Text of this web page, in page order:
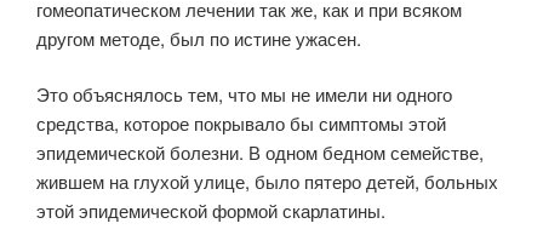
гомеопатическом лечении так же, как и при всяком
другом методе, был по истине ужасен.
Это объяснялось тем, что мы не имели ни одного
средства, которое покрывало бы симптомы этой
эпидемической болезни. В одном бедном семействе,
жившем на глухой улице, было пятеро детей, больных
этой эпидемической формой скарлатины.